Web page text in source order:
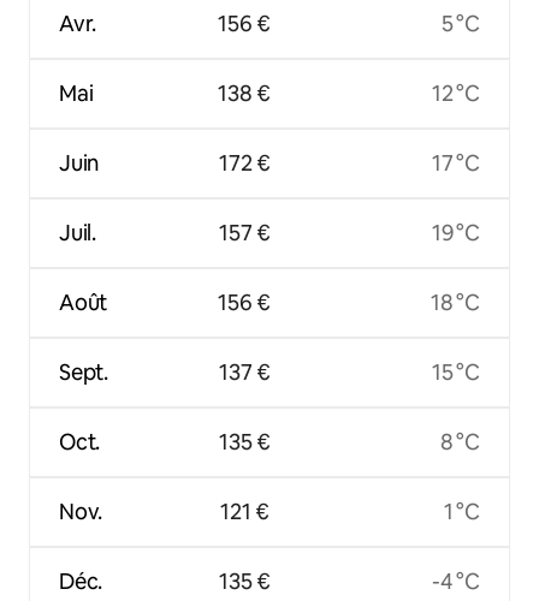
Avr.
Mai
Juin
Juil.
Août
Sept.
Oct.
Nov.
Déc.
156 €
138 €
172 €
157 €
156 €
137 €
135 €
121 €
135 €
5 °C
12 °C
17 °C
19 °C
18 °C
15 °C
8 °C
1 °C
-4 °C